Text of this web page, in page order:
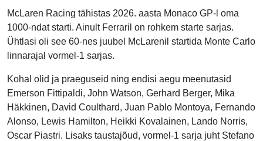
McLaren Racing tähistas 2026. aasta Monaco GP-l oma
1000-ndat starti. Ainult Ferraril on rohkem starte sarjas.
Ühtlasi oli see 60-nes juubel McLarenil startida Monte Carlo
linnarajal vormel-1 sarjas.
Kohal olid ja praeguseid ning endisi aegu meenutasid
Emerson Fittipaldi, John Watson, Gerhard Berger, Mika
Häkkinen, David Coulthard, Juan Pablo Montoya, Fernando
Alonso, Lewis Hamilton, Heikki Kovalainen, Lando Norris,
Oscar Piastri. Lisaks taustajõud, vormel-1 sarja juht Stefano